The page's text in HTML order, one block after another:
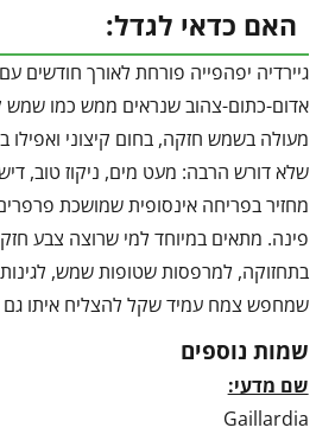
האם כדאי לגדל:
גיירדיה יפהפייה פורחת לאורך חודשים
אדום-כתום-צהוב שנראים ממש כמו
מעולה בשמש חזקה, בחום קיצוני
שלא דורש הרבה: מעט מים, ניקוז טוב,
מחזיר בפריחה אינסופית שמושכת
פינה. מתאים במיוחד למי שרוצה צבע
בתחזוקה, למרפסות שטופות שמש, לגינות,
שמחפש צמח עמיד שקל להצליח איתו גם
שמות נוספים
שם מדעי:
Gaillardia